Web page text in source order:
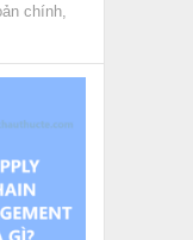
chính,